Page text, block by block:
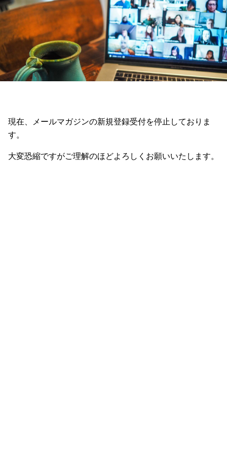
現在、メールマガジンの新規登録受付を停止しておりま
す。
大変恐縮ですがご理解のほどよろしくお願いいたします。